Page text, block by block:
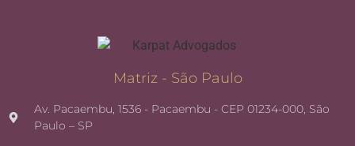
Matriz - São Paulo
Av. Pacaembu, 1536 - Pacaembu - CEP 01234-000, São
Paulo – SP